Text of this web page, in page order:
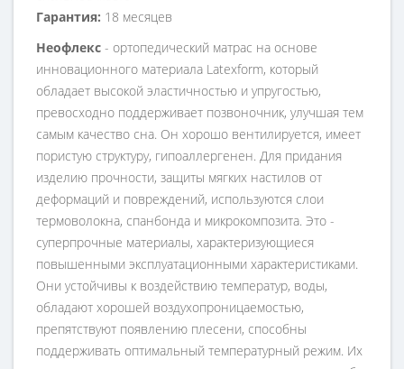
Гарантия: 18 месяцев
Неофлекс - ортопедический матрас на основе
инновационного материала Latexform, который
обладает высокой эластичностью и упругостью,
превосходно поддерживает позвоночник, улучшая тем
самым качество сна. Он хорошо вентилируется, имеет
пористую структуру, гипоаллергенен. Для придания
изделию прочности, защиты мягких настилов от
деформаций и повреждений, используются слои
термоволокна, спанбонда и микрокомпозита. Это -
суперпрочные материалы, характеризующиеся
повышенными эксплуатационными характеристиками.
Они устойчивы к воздействию температур, воды,
обладают хорошей воздухопроницаемостью,
препятствуют появлению плесени, способны
поддерживать оптимальный температурный режим. Их